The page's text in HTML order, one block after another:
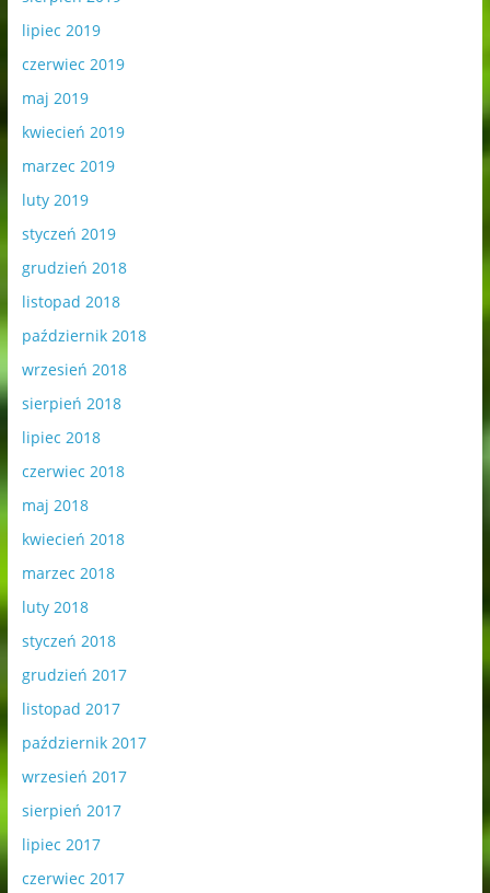
lipiec 2019
czerwiec 2019
maj 2019
kwiecień 2019
marzec 2019
luty 2019
styczeń 2019
grudzień 2018
listopad 2018
październik 2018
wrzesień 2018
sierpień 2018
lipiec 2018
czerwiec 2018
maj 2018
kwiecień 2018
marzec 2018
luty 2018
styczeń 2018
grudzień 2017
listopad 2017
październik 2017
wrzesień 2017
sierpień 2017
lipiec 2017
czerwiec 2017